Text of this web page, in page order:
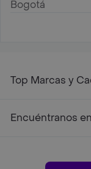
Bogotá
Top Marcas y
Encuéntranos